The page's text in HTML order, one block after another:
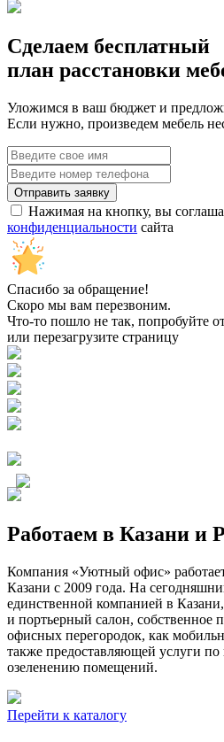
Сделаем бесплатный
план расстановки
Уложимся в ваш бюджет и
Если нужно, произведем мебель
Нажимая на кнопку, вы
конфиденциальности сайта
Спасибо за обращение!
Скоро мы вам перезвоним.
Что-то пошло не так, попробуйте
или перезагрузите страницу
Работаем в Казани и
Компания «Уютный офис»
Казани с 2009 года. На
единственной компанией в
и портьерный салон, собственное
офисных перегородок, как
также предоставляющей услуги по
озеленению помещений.
Перейти к каталогу